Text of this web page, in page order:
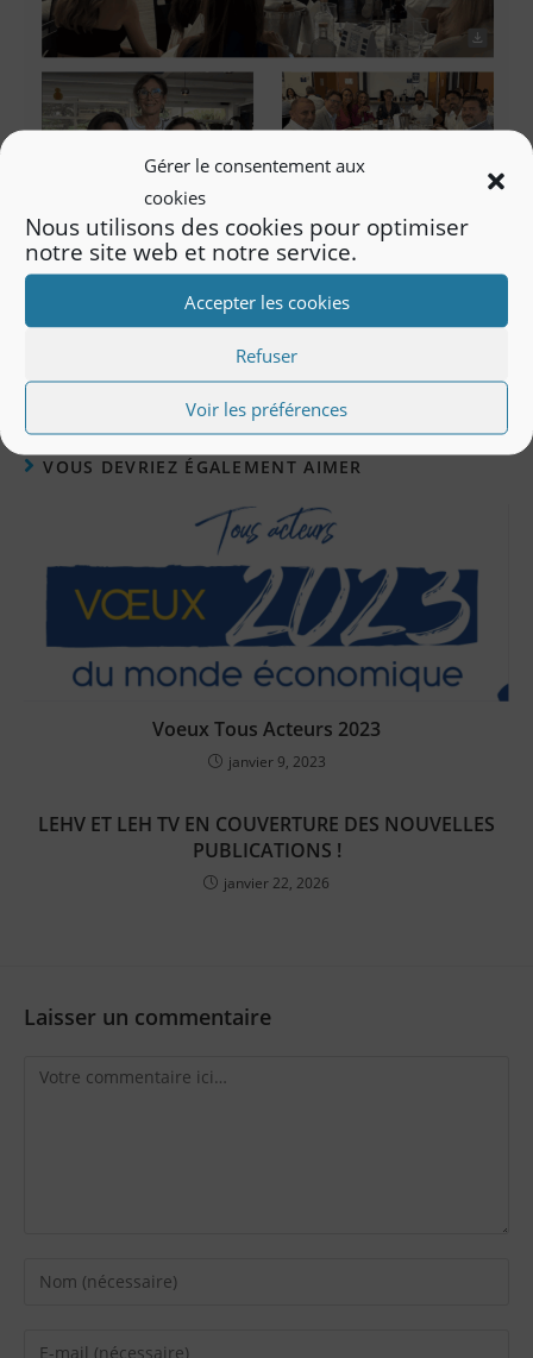
Gérer le consentement aux
cookies
Nous utilisons des cookies pour optimiser
notre site web et notre service.
Accepter les cookies
Refuser
Voir les préférences
VOUS DEVRIEZ ÉGALEMENT AIMER
Voeux Tous Acteurs 2023
janvier 9, 2023
LEHV ET LEH TV EN COUVERTURE DES NOUVELLES
PUBLICATIONS !
janvier 22, 2026
Laisser un commentaire
Comment
Enter
Enter